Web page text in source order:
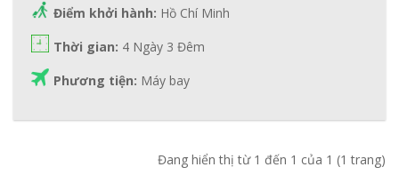
Điểm khởi hành: Hồ Chí Minh
Thời gian: 4 Ngày 3 Đêm
Phương tiện: Máy bay
Đang hiển thị từ 1 đến 1 của 1 (1 trang)